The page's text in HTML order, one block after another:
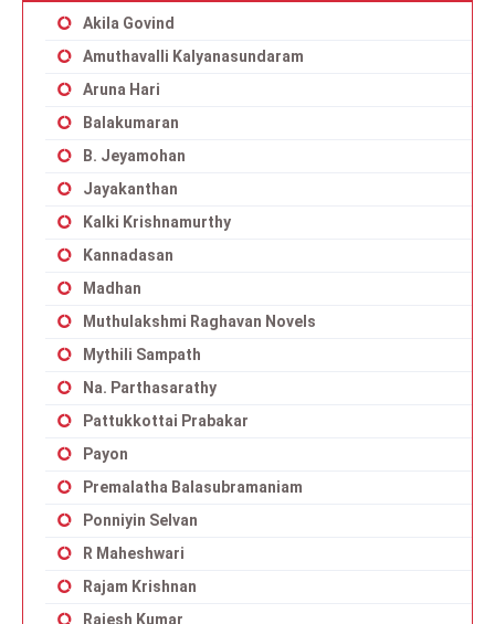
Akila Govind
Amuthavalli Kalyanasundaram
Aruna Hari
Balakumaran
B. Jeyamohan
Jayakanthan
Kalki Krishnamurthy
Kannadasan
Madhan
Muthulakshmi Raghavan Novels
Mythili Sampath
Na. Parthasarathy
Pattukkottai Prabakar
Payon
Premalatha Balasubramaniam
Ponniyin Selvan
R Maheshwari
Rajam Krishnan
Rajesh Kumar